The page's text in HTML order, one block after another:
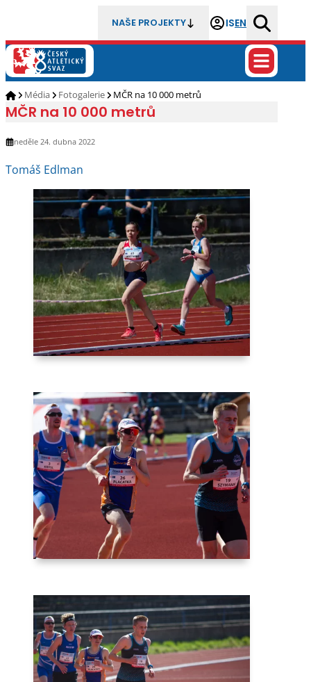
NAŠE PROJEKTY ISEN
Média Fotogalerie MČR na 10 000 metrů
MČR na 10 000 metrů
neděle 24. dubna 2022
Tomáš Edlman